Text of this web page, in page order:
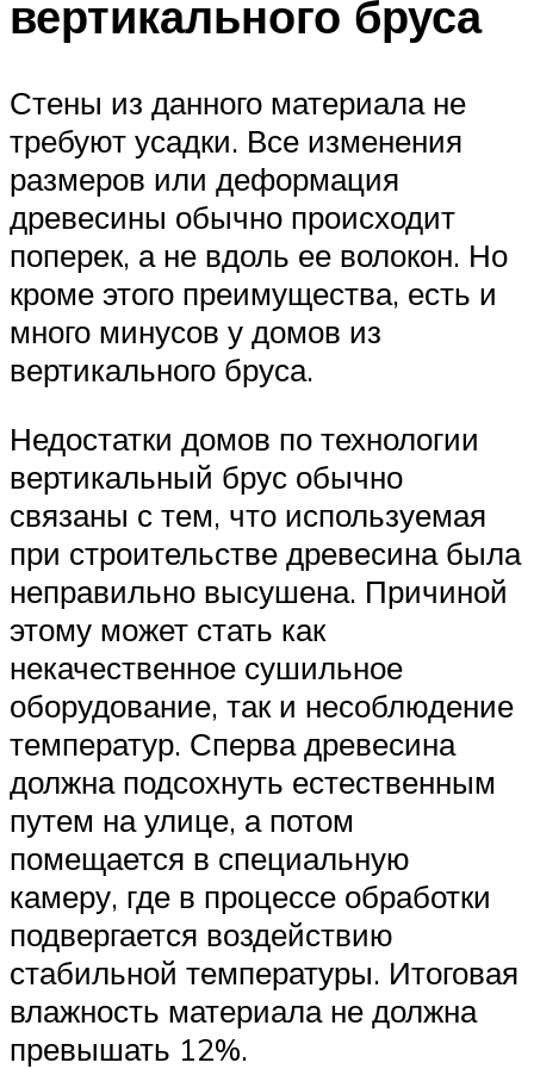
вертикального бруса
Стены из данного материала не
требуют усадки. Все изменения
размеров или деформация
древесины обычно происходит
поперек, а не вдоль ее волокон. Но
кроме этого преимущества, есть и
много минусов у домов из
вертикального бруса.
Недостатки домов по технологии
вертикальный брус обычно
связаны с тем, что используемая
при строительстве древесина была
неправильно высушена. Причиной
этому может стать как
некачественное сушильное
оборудование, так и несоблюдение
температур. Сперва древесина
должна подсохнуть естественным
путем на улице, а потом
помещается в специальную
камеру, где в процессе обработки
подвергается воздействию
стабильной температуры. Итоговая
влажность материала не должна
превышать 12%.